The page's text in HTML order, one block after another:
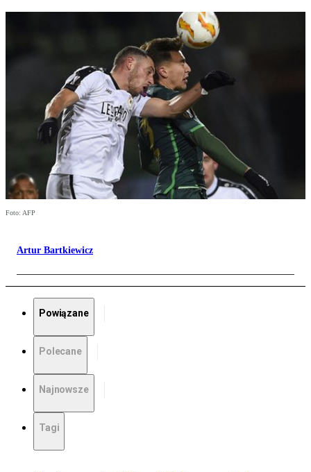
Foto: AFP
Artur Bartkiewicz
Powiązane
Polecane
Najnowsze
Tagi